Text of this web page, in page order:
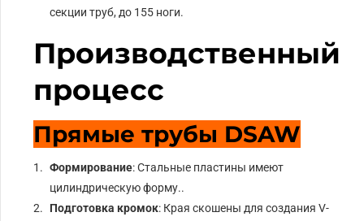
секции труб, до 155 ноги.
Производственный
процесс
Прямые трубы DSAW
Формирование: Стальные пластины имеют
цилиндрическую форму..
Подготовка кромок: Края скошены для создания V-